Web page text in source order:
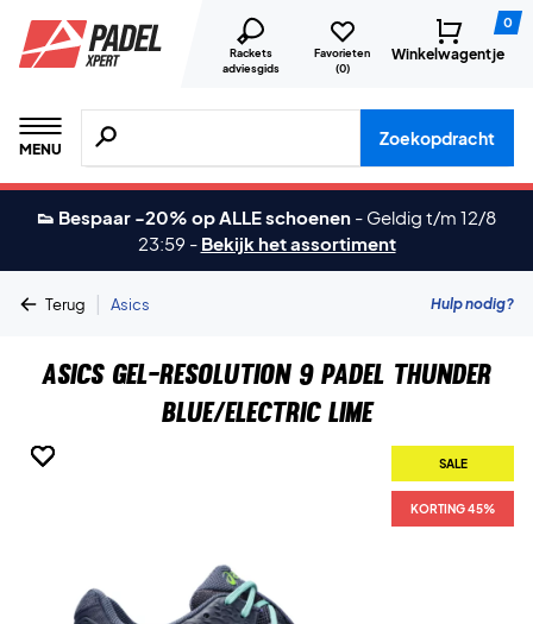
Rackets
adviesgids
Favorieten
(0)
0
Winkelwagentje
MENU
Zoeken naar producten, merken etc.
Zoekopdracht
👟 Bespaar -20% op ALLE schoenen - Geldig t/m 12/8
23:59 - Bekijk het assortiment
Terug | Asics Hulp nodig?
Asics Gel-Resolution 9 Padel Thunder
Blue/Electric Lime
SALE
KORTING 45%
SALE
KORTING 45%
SALE
KORTING 45%
SALE
KORTING 45%
SALE
KORTING 45%